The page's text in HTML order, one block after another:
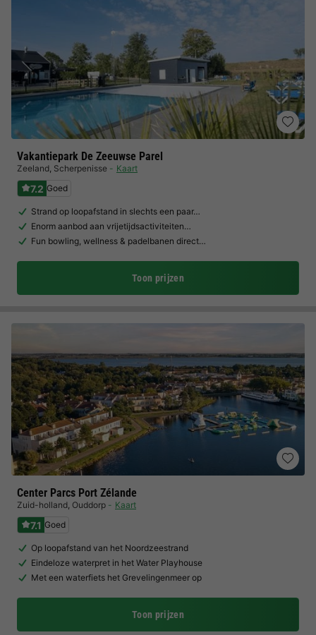
Vakantiepark De Zeeuwse Parel
Zeeland, Scherpenisse Kaart
7.2 Goed
Strand op loopafstand in slechts een paar…
Enorm aanbod aan vrijetijdsactiviteiten…
Fun bowling, wellness & padelbanen direct…
Toon prijzen
Center Parcs Port Zélande
Zuid-holland, Ouddorp Kaart
7.1 Goed
Op loopafstand van het Noordzeestrand
Eindeloze waterpret in het Water Playhouse
Met een waterfiets het Grevelingenmeer op
Toon prijzen